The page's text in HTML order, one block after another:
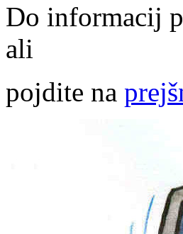
Do informacij
ali
pojdite na